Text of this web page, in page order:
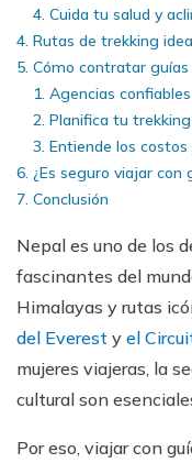
Cuida tu salud y
Rutas de trekking
Cómo contratar
Agencias confiables
Planifica tu
Entiende los costos
¿Es seguro viajar con
Conclusión
Nepal es uno de los
fascinantes del
Himalayas y rutas
del Everest y el
mujeres viajeras, la
cultural son
Por eso, viajar con